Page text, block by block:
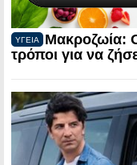
ΥΓΕΙΑ
Μακροζωία:
τρόποι για να